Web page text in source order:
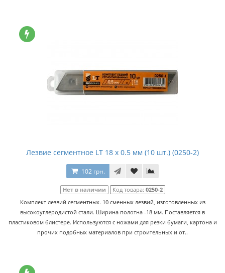
Лезвие сегментное LT 18 x 0.5 мм (10 шт.) (0250-2)
102 грн.
Нет в наличии Код товара: 0250-2
Комплект лезвий сегментных. 10 сменных лезвий, изготовленных из
высокоуглеродистой стали. Ширина полотна -18 мм. Поставляется в
пластиковом блистере. Используются с ножами для резки бумаги, картона и
прочих подобных материалов при строительных и от..